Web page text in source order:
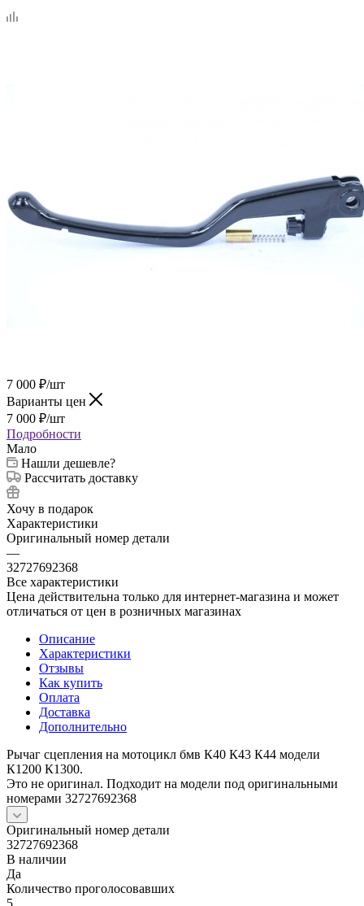
7 000 ₽/шт
Варианты цен
7 000 ₽/шт
Подробности
Мало
Нашли дешевле?
Рассчитать доставку
Хочу в подарок
Характеристики
Оригинальный номер детали
—
32727692368
Все характеристики
Цена действительна только для интернет-магазина и может
отличаться от цен в розничных магазинах
Описание
Характеристики
Отзывы
Как купить
Оплата
Доставка
Дополнительно
Рычаг сцепления на мотоцикл бмв К40 К43 К44 модели
К1200 К1300.
Это не оригинал. Подходит на модели под оригинальными
номерами 32727692368
Оригинальный номер детали
32727692368
В наличии
Да
Количество проголосовавших
5